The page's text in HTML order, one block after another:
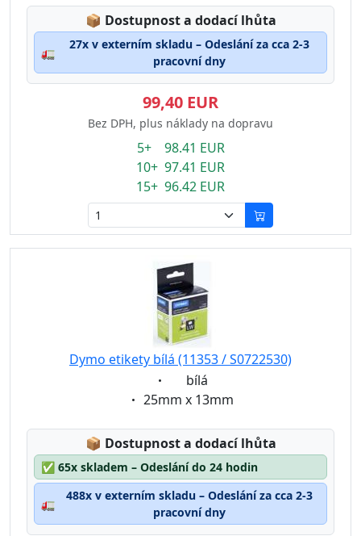
📦 Lagerstatus:
Dostupnost a dodací lhůta
🚛
27x v externím skladu – Odeslání za cca 2-3
pracovní dny
99,40 EUR
Bez DPH, plus náklady na dopravu
5+ 98.41 EUR
10+ 97.41 EUR
15+ 96.42 EUR
Dymo etikety bílá (11353 / S0722530)
Eigenschaft:
bílá
Eigenschaft:
25mm x 13mm
📦 Lagerstatus:
Dostupnost a dodací lhůta
✅ 65x skladem – Odeslání do 24 hodin
🚛
488x v externím skladu – Odeslání za cca 2-3
pracovní dny